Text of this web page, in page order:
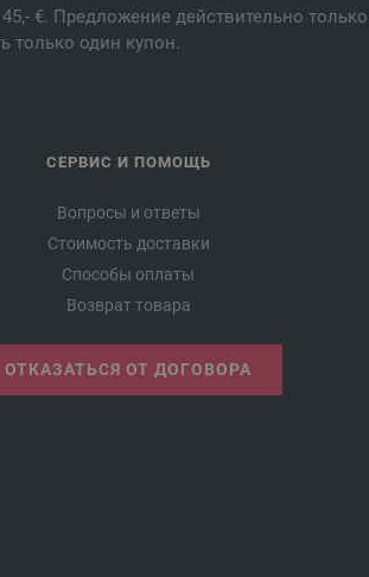
€. Предложение действительно
только один купон.
СЕРВИС И ПОМОЩЬ
Вопросы и ответы
Стоимость доставки
Способы оплаты
Возврат товара
ОТКАЗАТЬСЯ ОТ ДОГОВОРА